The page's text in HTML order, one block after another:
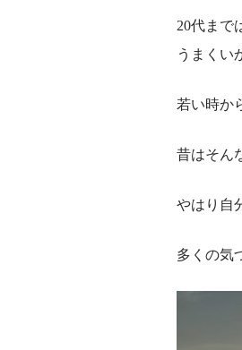
20代まで
うまくい
若い時か
昔はそん
やはり自
多くの気